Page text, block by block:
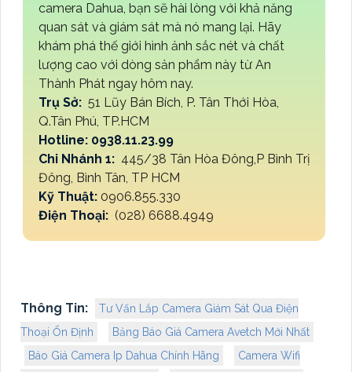
camera Dahua, bạn sẽ hài lòng với khả năng
quan sát và giám sát mà nó mang lại. Hãy
khám phá thế giới hình ảnh sắc nét và chất
lượng cao với dòng sản phẩm này từ An
Thành Phát ngay hôm nay.
Trụ Sở: 51 Lũy Bán Bích, P. Tân Thới Hòa,
Q.Tân Phú, TP.HCM
Hotline: 0938.11.23.99
Chi Nhánh 1: 445/38 Tân Hòa Đông,P Bình Trị
Đông, Bình Tân, TP HCM
Kỹ Thuật: 0906.855.330
Điện Thoại: (028) 6688.4949
Thông Tin:
Tư Vấn Lắp Camera Giám Sát Qua Điện
Thoại Ổn Định
Bảng Báo Giá Camera Avetch Mới Nhất
Báo Giá Camera Ip Dahua Chính Hãng
Camera Wifi